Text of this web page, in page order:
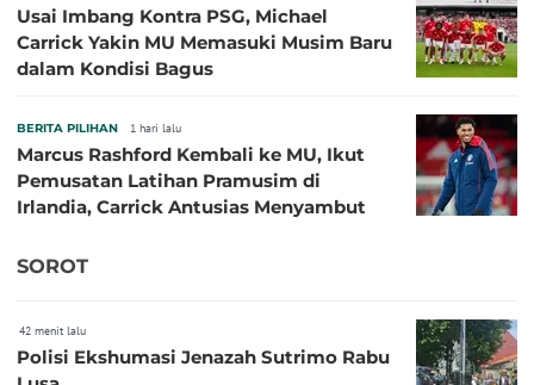
Usai Imbang Kontra PSG, Michael
Carrick Yakin MU Memasuki Musim Baru
dalam Kondisi Bagus
BERITA PILIHAN 1 hari lalu
Marcus Rashford Kembali ke MU, Ikut
Pemusatan Latihan Pramusim di
Irlandia, Carrick Antusias Menyambut
SOROT
42 menit lalu
Polisi Ekshumasi Jenazah Sutrimo Rabu